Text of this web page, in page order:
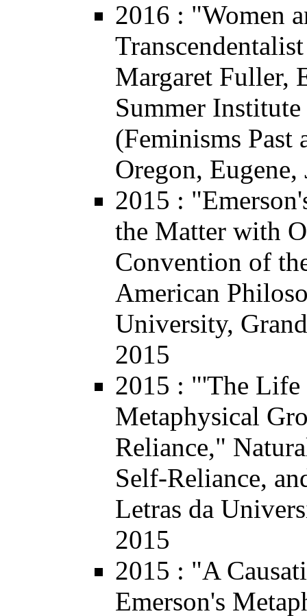
2016 : "Women
Margaret Fuller,
Summer
(Feminisms Past
Oregon,
2015 :
the Matter with
Convention of
American
University,
2015
2015 : "'The Life
Metaphysical
Reliance,"
Self-Reliance,
Letras da
2015
2015 : "A
Emerson's